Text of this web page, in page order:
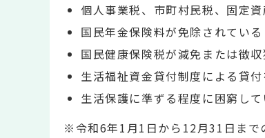
個人事業税、市町村民税、固定
国民年金保険料が免除されている
国民健康保険税が減免または徴
生活福祉資金貸付制度による貸
生活保護に準ずる程度に困窮し
※令和6年1月1日から12月31日まで